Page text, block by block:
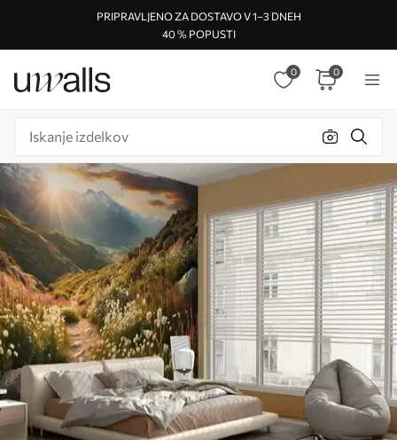
PRIPRAVLJENO ZA DOSTAVO V 1–3 DNEH
40 % POPUSTI
0 0